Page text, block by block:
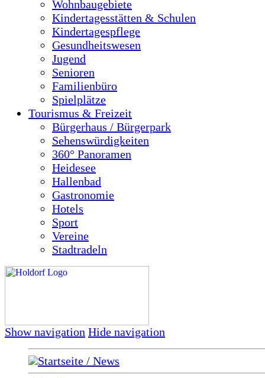
Wohnbaugebiete
Kindertagesstätten & Schulen
Kindertagespflege
Gesundheitswesen
Jugend
Senioren
Familienbüro
Spielplätze
Tourismus & Freizeit
Bürgerhaus / Bürgerpark
Sehenswürdigkeiten
360° Panoramen
Heidesee
Hallenbad
Gastronomie
Hotels
Sport
Vereine
Stadtradeln
Show navigation Hide navigation
Startseite / News